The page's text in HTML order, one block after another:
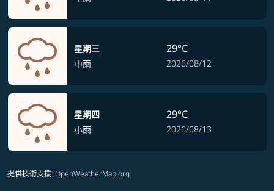
星期三
中雨
29°C
2026/08/12
星期四
小雨
29°C
2026/08/13
提供技術支援: OpenWeatherMap.org